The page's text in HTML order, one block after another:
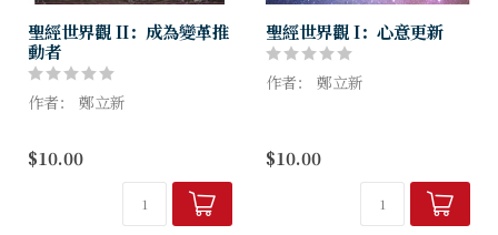
聖經世界觀 II：成為變革推
動者
作者： 鄭立新
勿錯過！
2025 「聖經世界觀 II ：成為
變革推動者」師資培訓
作為基督徒，不僅是每個星期
$10.00
聖經世界觀 I：心意更新
作者： 鄭立新
Colson著作「世界觀的故事
Now How Shall We Live」
$10.00